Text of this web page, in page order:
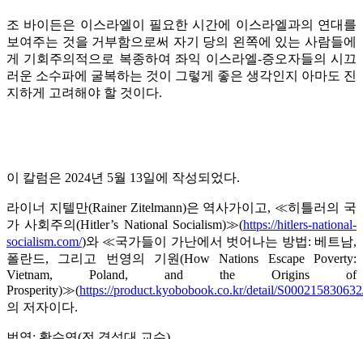
조 바이든은 이스라엘이 필요한 시간에 이스라엘과의 연대를
보여주는 것을 거부함으로써 자기 당의 왼쪽에 있는 사람들에
게 기회주의적으로 복종하여 좌익 이스라엘-증오자들의 시끄
러운 소수파에 굴복하는 것이 그렇게 좋은 생각인지 아마도 진
지하게 고려해야 할 것이다.
이 칼럼은 2024년 5월 13일에 작성되었다.
라이너 지텔만(Rainer Zitelmann)은 역사가이고, ≪히틀러의 국
가 사회주의(Hitler’s National Socialism)≫(https://hitlers-national-
socialism.com/)와 ≪국가들이 가난에서 벗어나는 방법: 베트남,
폴란드, 그리고 번영의 기원(How Nations Escape Poverty:
Vietnam, Poland, and the Origins of
Prosperity)≫(https://product.kyobobook.co.kr/detail/
의 저자이다.